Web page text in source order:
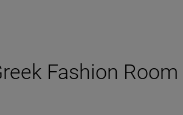
Fashion Room